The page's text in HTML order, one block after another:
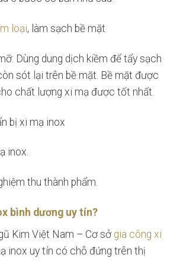
loại, làm sạch bề mặt
Dùng dung dịch kiềm để tẩy sạch
sót lại trên bề mặt. Bề mặt được
chất lượng xi mạ được tốt nhất.
bị xi mạ inox
inox.
thu thành phẩm.
bình dương uy tín?
Kim Việt Nam – Cơ sở gia công xi
inox uy tín có chỗ đứng trên thị